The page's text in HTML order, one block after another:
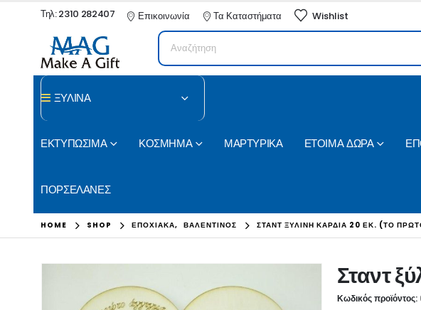
Τηλ: 2310 282407 Επικοινωνία Τα Καταστήματα Wishlist
ΞΥΛΙΝΑ
ΕΚΤΥΠΩΣΙΜΑ ΚΟΣΜΗΜΑ ΜΑΡΤΥΡΙΚΑ ΕΤΟΙΜΑ ΔΩΡΑ
ΠΟΡΣΕΛΑΝΕΣ
HOME SHOP ΕΠΟΧΙΑΚΑ, ΒΑΛΕΝΤΙΝΟΣ ΣΤΑΝΤ ΞΎΛΙΝΗ ΚΑΡΔΙΆ 20 ΕΚ. (ΤΟ
Σταντ
Κωδικός προϊόντος: